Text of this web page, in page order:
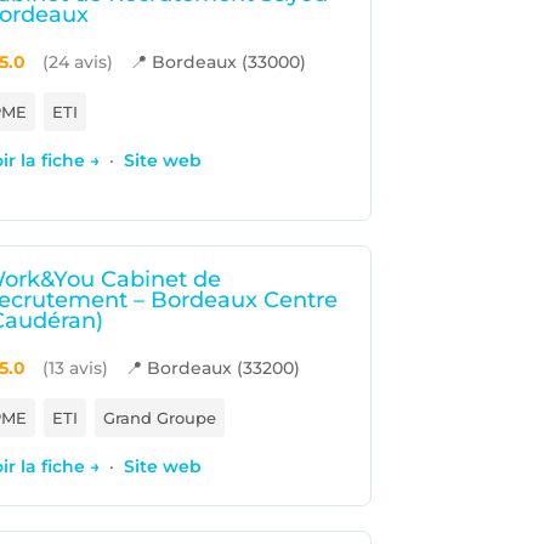
(24 avis) 📍 Bordeaux (33000)
ETI
la fiche → · Site web
Cabinet de
– Bordeaux Centre
(13 avis) 📍 Bordeaux (33200)
ETI Grand Groupe
la fiche → · Site web